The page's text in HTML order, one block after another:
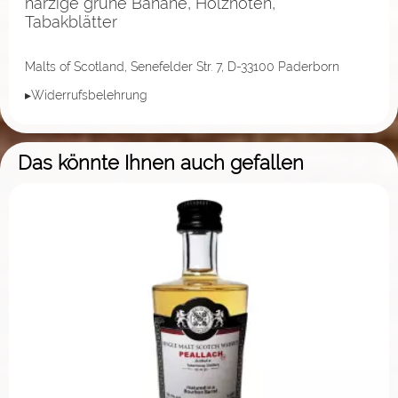
Tabakblätter
Malts of Scotland, Senefelder Str. 7, D-33100 Paderborn
▸Widerrufsbelehrung
Das könnte Ihnen auch gefallen